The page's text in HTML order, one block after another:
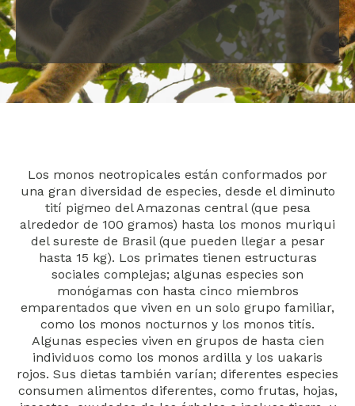
Los monos neotropicales están conformados por
una gran diversidad de especies, desde el diminuto
tití pigmeo del Amazonas central (que pesa
alrededor de 100 gramos) hasta los monos muriqui
del sureste de Brasil (que pueden llegar a pesar
hasta 15 kg). Los primates tienen estructuras
sociales complejas; algunas especies son
monógamas con hasta cinco miembros
emparentados que viven en un solo grupo familiar,
como los monos nocturnos y los monos titís.
Algunas especies viven en grupos de hasta cien
individuos como los monos ardilla y los uakaris
rojos. Sus dietas también varían; diferentes especies
consumen alimentos diferentes, como frutas, hojas,